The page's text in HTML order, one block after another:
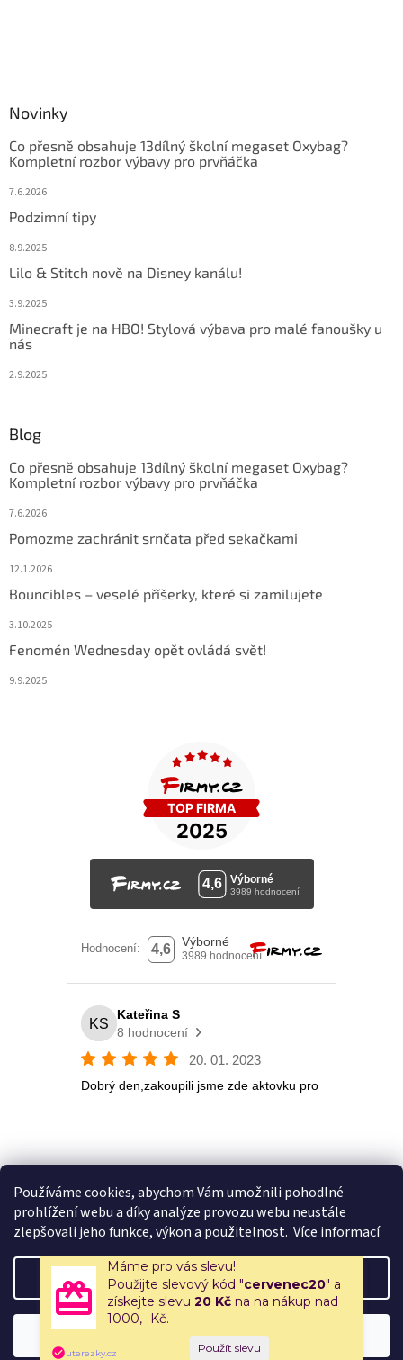
Používáme cookies, abychom Vám umožnili pohodlné
prohlížení webu a díky analýze provozu webu neustále
zlepšovali jeho funkce, výkon a použitelnost. Více informací
Nastavení
Souhlasím
🚚 Doprava zdarma nad 2500 Kč | 🎒 Rodinné papírnictví a školní
potřeby s tradicí od roku 2008!
Novinky
Co přesně obsahuje 13dílný školní megaset Oxybag?
Kompletní rozbor výbavy pro prvňáčka
7.6.2026
Podzimní tipy
8.9.2025
Lilo & Stitch nově na Disney kanálu!
3.9.2025
Minecraft je na HBO! Stylová výbava pro malé fanoušky u
nás
2.9.2025
Blog
Co přesně obsahuje 13dílný školní megaset Oxybag?
Kompletní rozbor výbavy pro prvňáčka
7.6.2026
Pomozme zachránit srnčata před sekačkami
12.1.2026
Bouncibles – veselé příšerky, které si zamilujete
3.10.2025
Fenomén Wednesday opět ovládá svět!
9.9.2025
Copyright 2026Eshop U Terezky. Všechna práva vyhrazena.
Máme pro vás slevu!
Použijte slevový kód "cervenec20" a
získejte slevu 20 Kč na na nákup nad
1000,- Kč.
uterezky.cz